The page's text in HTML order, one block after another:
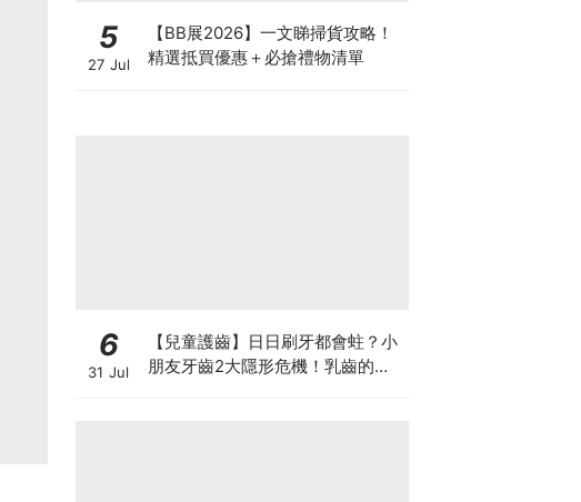
5
27 Jul
【BB展2026】一文睇掃貨攻略！
精選抵買優惠＋必搶禮物清單
6
31 Jul
【兒童護齒】日日刷牙都會蛀？小
朋友牙齒2大隱形危機！乳齒的琺